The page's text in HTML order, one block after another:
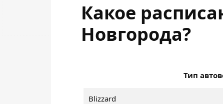
Какое
Новгорода?
Тип
Blizzard